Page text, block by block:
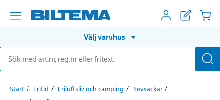
Välj varuhus
Start Fritid Friluftsliv och camping
Sovsäckar